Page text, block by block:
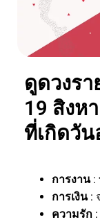
ดูดวงรา
19 สิงห
ที่เกิดวั
การงาน :
การเงิน :
ความรัก